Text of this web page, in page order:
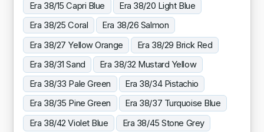
Era 38/15 Capri Blue
Era 38/20 Light Blue
Era 38/25 Coral
Era 38/26 Salmon
Era 38/27 Yellow Orange
Era 38/29 Brick Red
Era 38/31 Sand
Era 38/32 Mustard Yellow
Era 38/33 Pale Green
Era 38/34 Pistachio
Era 38/35 Pine Green
Era 38/37 Turquoise Blue
Era 38/42 Violet Blue
Era 38/45 Stone Grey